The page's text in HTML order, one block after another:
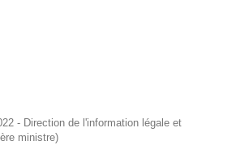
- Direction de l'information légale et
ministre)